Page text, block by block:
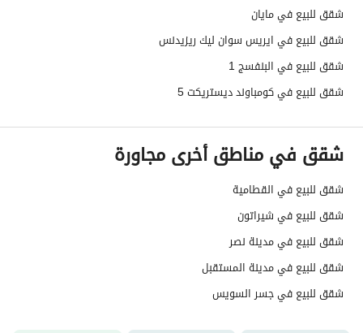
شقق للبيع في مايان
شقق للبيع في ايريس سوان ليك ريزيدنس
شقق للبيع في البنفسج 1
شقق للبيع في كومباوند ديستريكت 5
شقق في مناطق أخرى مجاورة
شقق للبيع في القطامية
شقق للبيع في شيراتون
شقق للبيع في مدينة نصر
شقق للبيع في مدينة المستقبل
شقق للبيع في جسر السويس